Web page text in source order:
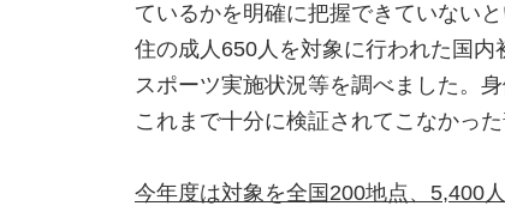
ているかを明確に把握できていない
住の成人650人を対象に行われた国
スポーツ実施状況等を調べました。
これまで十分に検証されてこなかっ
今年度は対象を全国200地点、5,400